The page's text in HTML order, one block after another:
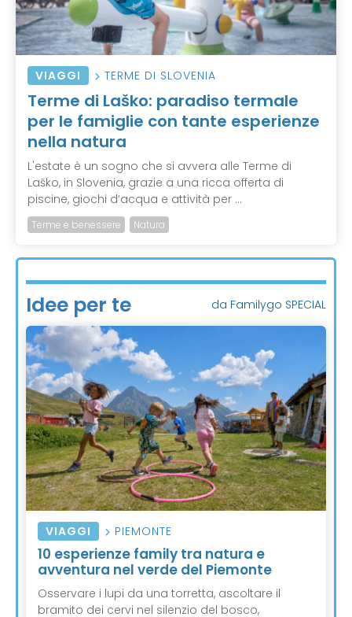
VIAGGI TERME DI SLOVENIA
Terme di Laško: paradiso termale
per le famiglie con tante esperienze
nella natura
L'estate è un sogno che si avvera alle Terme di
Laško, in Slovenia, grazie a una ricca offerta di
piscine, giochi d’acqua e attività per ...
Terme e benessere Natura
Idee per te da Familygo SPECIAL
VIAGGI PIEMONTE
10 esperienze family tra natura e
avventura nel verde del Piemonte
Osservare i lupi da una torretta, ascoltare il
bramito dei cervi nel silenzio del bosco,